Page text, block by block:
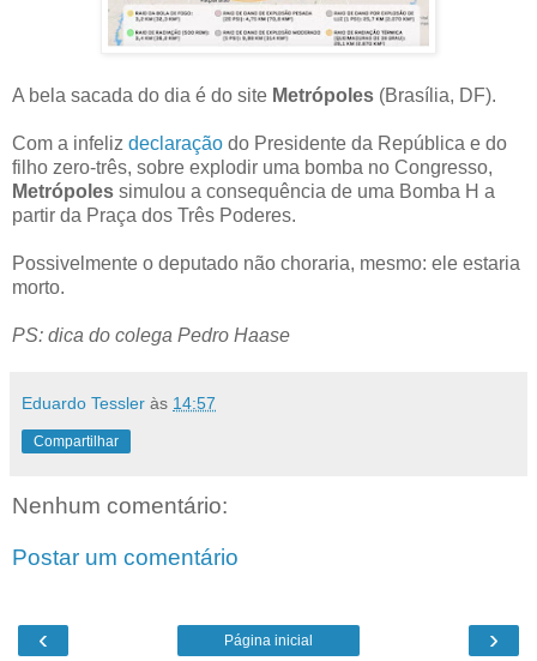
A bela sacada do dia é do site Metrópoles (Brasília, DF).
Com a infeliz declaração do Presidente da República e do
filho zero-três, sobre explodir uma bomba no Congresso,
Metrópoles simulou a consequência de uma Bomba H a
partir da Praça dos Três Poderes.
Possivelmente o deputado não choraria, mesmo: ele estaria
morto.
PS: dica do colega Pedro Haase
Eduardo Tessler às 14:57
Compartilhar
Nenhum comentário:
Postar um comentário
‹ ›
Página inicial